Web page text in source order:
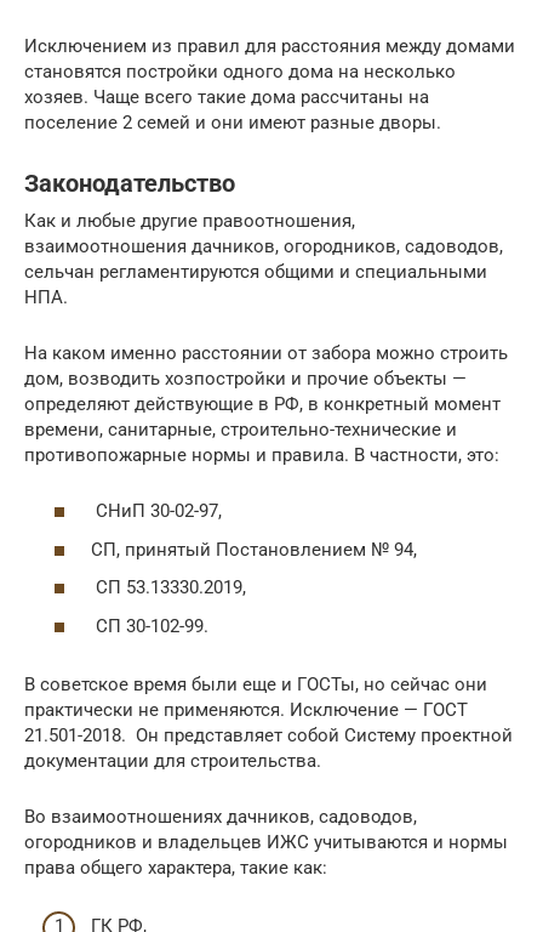
Исключением из правил для расстояния между домами
становятся постройки одного дома на несколько
хозяев. Чаще всего такие дома рассчитаны на
поселение 2 семей и они имеют разные дворы.
Законодательство
Как и любые другие правоотношения,
взаимоотношения дачников, огородников, садоводов,
сельчан регламентируются общими и специальными
НПА.
На каком именно расстоянии от забора можно строить
дом, возводить хозпостройки и прочие объекты —
определяют действующие в РФ, в конкретный момент
времени, санитарные, строительно-технические и
противопожарные нормы и правила. В частности, это:
СНиП 30-02-97,
СП, принятый Постановлением № 94,
СП 53.13330.2019,
СП 30-102-99.
В советское время были еще и ГОСТы, но сейчас они
практически не применяются. Исключение — ГОСТ
21.501-2018. Он представляет собой Систему проектной
документации для строительства.
Во взаимоотношениях дачников, садоводов,
огородников и владельцев ИЖС учитываются и нормы
права общего характера, такие как:
ГК РФ,